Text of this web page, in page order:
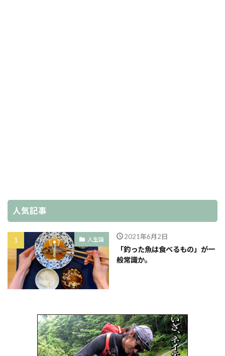
人気記事
人生論 2021年6月2日
「釣った魚は食べるもの」が一
般常識か。